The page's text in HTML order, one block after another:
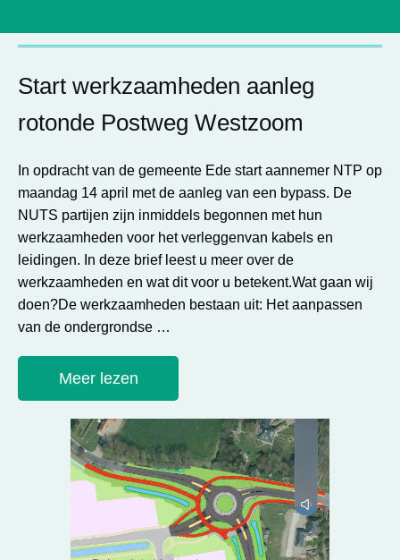
Start werkzaamheden aanleg
rotonde Postweg Westzoom
In opdracht van de gemeente Ede start aannemer NTP op
maandag 14 april met de aanleg van een bypass. De
NUTS partijen zijn inmiddels begonnen met hun
werkzaamheden voor het verleggenvan kabels en
leidingen. In deze brief leest u meer over de
werkzaamheden en wat dit voor u betekent.Wat gaan wij
doen?De werkzaamheden bestaan uit: Het aanpassen
van de ondergrondse …
Meer lezen